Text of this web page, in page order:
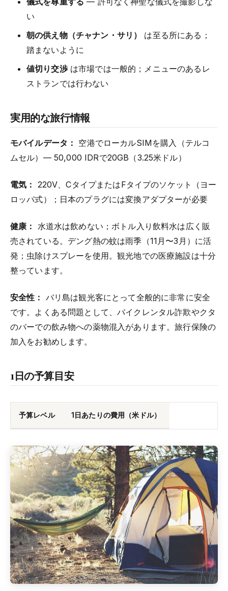
い
朝の供え物（チャナン・サリ）
は至る所にある；
踏まないように
値切り交渉は市場では一般的；メニューのあるレ
ストランでは行わない
実用的な旅行情報
モバイルデータ： 空港でローカルSIMを購入（テルコ
ムセル）— 50,000 IDRで20GB（3.25米ドル）
電気： 220V、CタイプまたはFタイプのソケット（ヨー
ロッパ式）；日本のプラグには変換アダプターが必要
健康： 水道水は飲めない；ボトル入り飲料水は広く販
売されている。デング熱の蚊は雨季（11月〜3月）に活
発；虫除けスプレーを使用。観光地での医療施設は十分
整っています。
安全性： バリ島は観光客にとって全般的に非常に安全
です。よくある問題として、バイクレンタル詐欺やクタ
のバーでの飲み物への薬物混入があります。旅行保険の
加入をお勧めします。
1日の予算目安
予算レベル 1日あたりの費用（米ドル）